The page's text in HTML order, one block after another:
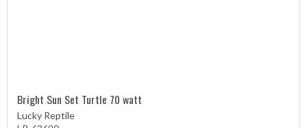
Bright Sun Set Turtle 70 watt
Lucky Reptile